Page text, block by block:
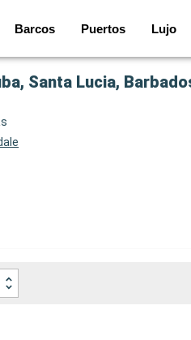
Barcos Puertos Lujo
Santa Lucia,